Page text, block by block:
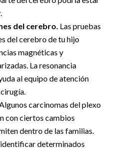
del cerebro. Las pruebas
del cerebro de tu hijo
magnéticas y
La resonancia
al equipo de atención
carcinomas del plexo
con ciertos cambios
dentro de las familias.
determinados